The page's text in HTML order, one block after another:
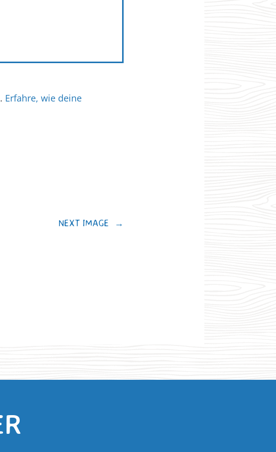
Erfahre, wie deine
NEXT IMAGE →